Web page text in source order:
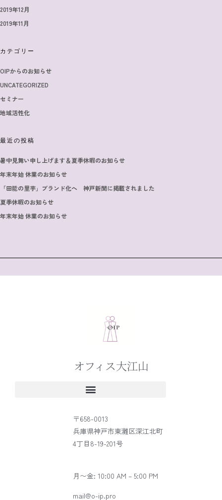
2019年12月
2019年11月
カテゴリー
OIPからのお知らせ
UNCATEGORIZED
セミナー
地域活性化
最近の投稿
暑中見舞い申し上げます＆夏季休暇のお知らせ
年末年始 休業のお知らせ
「田能の里芋」ブランド化へ 神戸新聞に掲載されました
夏季休暇のお知らせ
年末年始 休業のお知らせ
オフィス大江山
〒658-0013
兵庫県神戸市東灘区深江北町
4丁目8-19-201号
月〜金: 10:00 AM – 5:00 PM
mail@o-ip.pro